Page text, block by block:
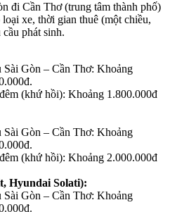
đi Cần Thơ (trung tâm thành phố)
xe, thời gian thuê (một chiều,
phát sinh.
Sài Gòn – Cần Thơ: Khoảng
(khứ hồi): Khoảng 1.800.000đ
Sài Gòn – Cần Thơ: Khoảng
(khứ hồi): Khoảng 2.000.000đ
Hyundai Solati):
Sài Gòn – Cần Thơ: Khoảng